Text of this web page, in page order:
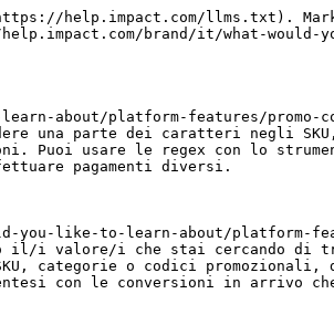
help.impact.com/llms.txt).
brand/it/what-
about/platform-features/promo-
una parte dei caratteri negli
Puoi usare le regex con lo
pagamenti diversi.
like-to-learn-about/platform-
il/i valore/i che stai cercando
categorie o codici
con le conversioni in arrivo che